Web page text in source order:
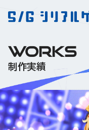
WORKS
制作実績